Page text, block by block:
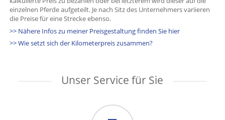
einzelnen Pferde aufgeteilt. Je nach Sitz des Unternehmers variieren
die Preise für eine Strecke ebenso.
>> Nähere Infos zu meiner Preisgestaltung finden Sie hier
>> Wie setzt sich der Kilometerpreis zusammen?
Unser Service für Sie